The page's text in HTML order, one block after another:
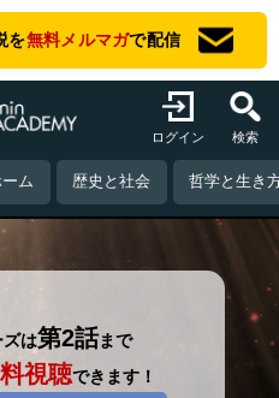
を無料メルマガで配信
ログイン 検索
ム 歴史と社会 哲学と生き
ズは第2話まで
視聴できます！